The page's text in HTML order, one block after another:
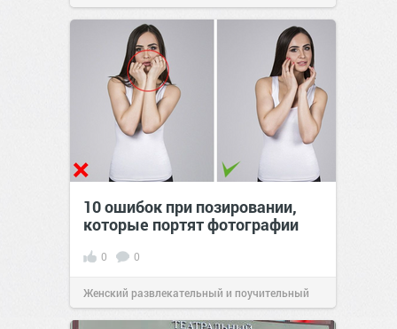
сайт.23:02Вчера
10 ошибок при позировании,
которые портят фотографии
0 0
Женский развлекательный и поучительный
сайт.23:17Вчера